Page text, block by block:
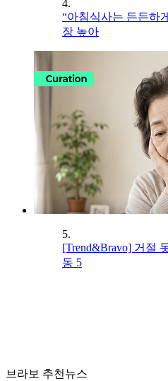
4.
“아침식사는 든든하
장 높아
5.
[Trend&Bravo] 거절
동 5
브라보 추천뉴스